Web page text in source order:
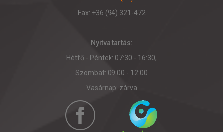
Fax: +36 (94) 321-472
Nyitva tartás:
Hétfő - Péntek: 07:30 - 16:30,
Szombat: 09:00 - 12:00
Vasárnap: zárva